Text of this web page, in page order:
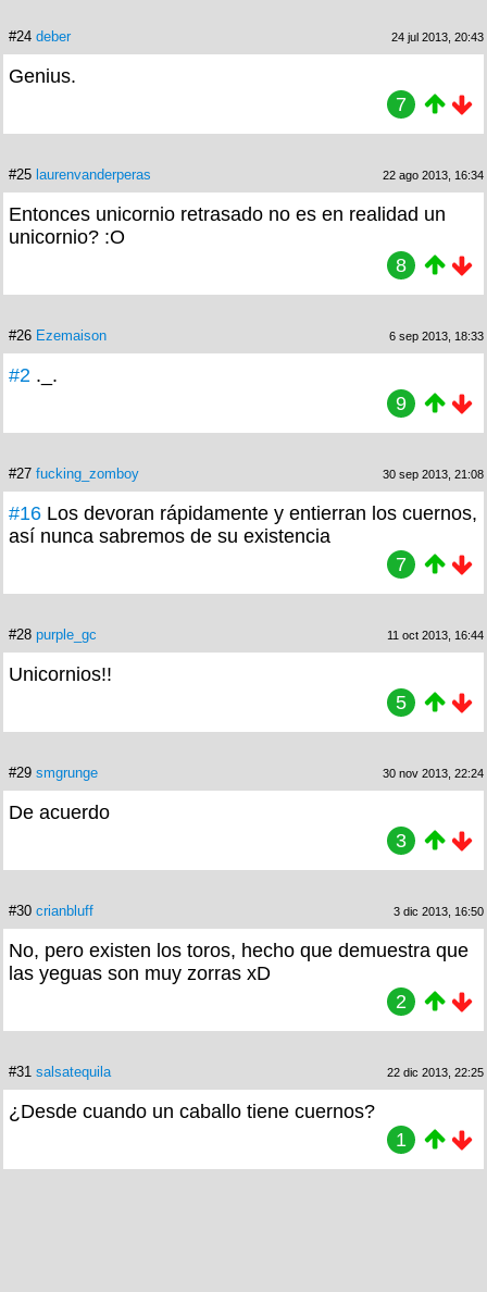
#24 deber 24 jul 2013, 20:43
Genius.
7
#25 laurenvanderperas 22 ago 2013, 16:34
Entonces unicornio retrasado no es en realidad un
unicornio? :O
8
#26 Ezemaison 6 sep 2013, 18:33
#2 ._.
9
#27 fucking_zomboy 30 sep 2013, 21:08
#16 Los devoran rápidamente y entierran los cuernos,
así nunca sabremos de su existencia
7
#28 purple_gc 11 oct 2013, 16:44
Unicornios!!
5
#29 smgrunge 30 nov 2013, 22:24
De acuerdo
3
#30 crianbluff 3 dic 2013, 16:50
No, pero existen los toros, hecho que demuestra que
las yeguas son muy zorras xD
2
#31 salsatequila 22 dic 2013, 22:25
¿Desde cuando un caballo tiene cuernos?
1